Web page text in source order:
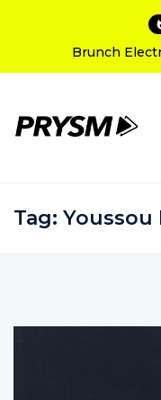
Brunch Electronik
Tag: Youssou